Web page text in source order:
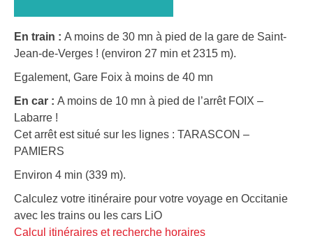
En train : A moins de 30 mn à pied de la gare de Saint-
Jean-de-Verges ! (environ 27 min et 2315 m).
Egalement, Gare Foix à moins de 40 mn
En car : A moins de 10 mn à pied de l’arrêt FOIX –
Labarre !
Cet arrêt est situé sur les lignes : TARASCON –
PAMIERS
Environ 4 min (339 m).
Calculez votre itinéraire pour votre voyage en Occitanie
avec les trains ou les cars LiO
Calcul itinéraires et recherche horaires